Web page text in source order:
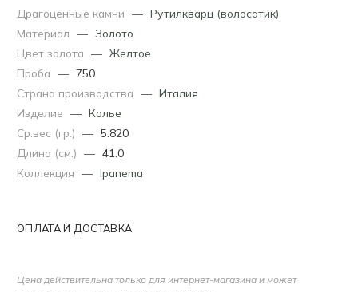
Драгоценные камни — Рутилкварц (волосатик)
Материал — Золото
Цвет золота — Желтое
Проба — 750
Страна производства — Италия
Изделие — Колье
Ср.вес (гр.) — 5.820
Длина (см.) — 41.0
Коллекция — Ipanema
ОПЛАТА И ДОСТАВКА
Цена действительна только для интернет-магазина и может